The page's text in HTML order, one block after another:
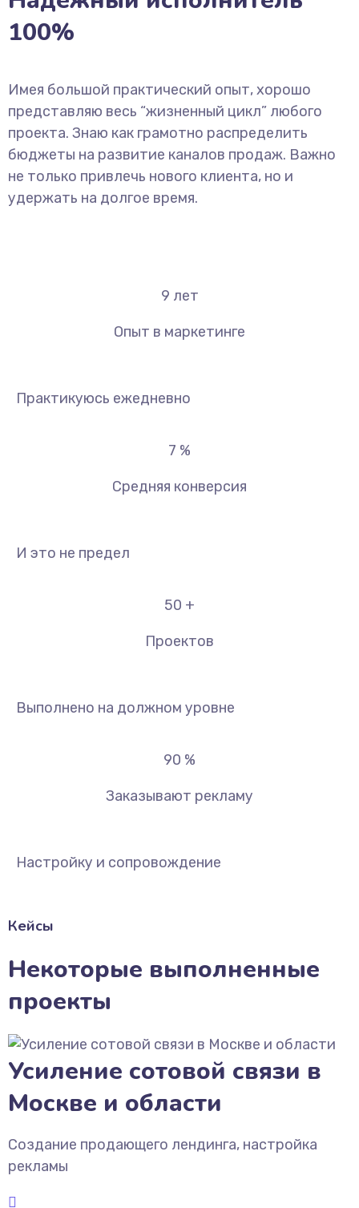
100%
Имея большой практический опыт, хорошо
представляю весь “жизненный цикл” любого
проекта. Знаю как грамотно распределить
бюджеты на развитие каналов продаж. Важно
не только привлечь нового клиента, но и
удержать на долгое время.
9 лет
Опыт в маркетинге
Практикуюсь ежедневно
7 %
Средняя конверсия
И это не предел
50 +
Проектов
Выполнено на должном уровне
90 %
Заказывают рекламу
Настройку и сопровождение
Кейсы
Некоторые выполненные
проекты
Усиление сотовой связи в
Москве и области
Создание продающего лендинга, настройка
рекламы